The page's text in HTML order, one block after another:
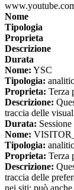
Nome
Tipologia
Proprieta
Descrizione
Durata
Nome: YSC
Tipologia:
Proprieta: Terza
Descrizione:
traccia delle
Durata: Sessione
Nome:
Tipologia:
Proprieta: Terza
Descrizione:
traccia delle